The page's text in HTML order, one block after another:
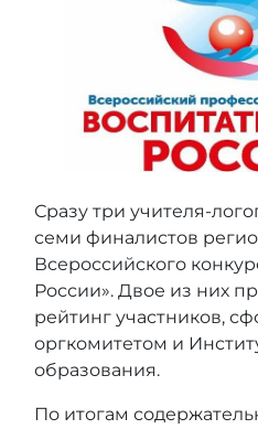
Сразу три учителя-
семи финалистов
Всероссийского
России». Двое из них
рейтинг участников,
оргкомитетом и
образования.
По итогам